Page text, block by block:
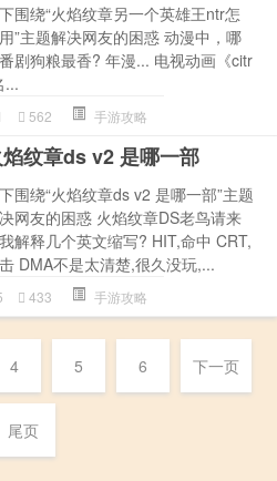
围绕“火焰纹章另一个英雄王ntr怎
”主题解决网友的困惑 动漫中，哪
剧狗粮最香? 年漫... 电视动画《citr
...
562 手游攻略
焰纹章ds v2 是哪一部
围绕“火焰纹章ds v2 是哪一部”主题
网友的困惑 火焰纹章DS老鸟请来
解释几个英文缩写? HIT,命中 CRT,
DMA不是太清楚,很久没玩,...
433 手游攻略
4 5 6 下一页
尾页